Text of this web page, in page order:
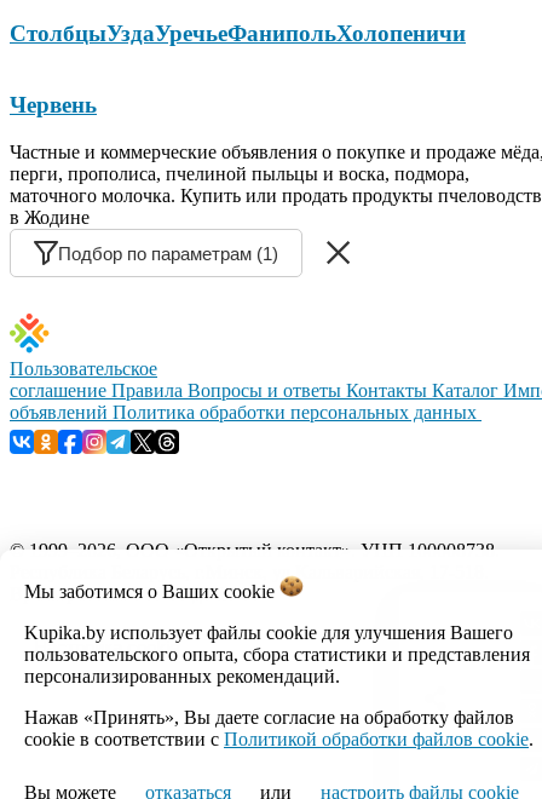
СтолбцыУздаУречьеФанипольХолопеничи
Червень
Частные и коммерческие объявления о покупке и продаже
перги, прополиса, пчелиной пыльцы и воска, подмора,
маточного молочка. Купить или продать продукты
в Жодине
Подбор по параметрам (1)
Мы заботимся о Ваших cookie
Kupika.by использует файлы cookie для улучшения Вашего
пользовательского опыта, сбора статистики и представления
персонализированных рекомендаций.
Нажав «Принять», Вы даете согласие на обработку файлов
cookie в соответствии с Политикой обработки файлов cookie.
Вы можете отказаться или настроить файлы cookie
Пользовательское
соглашение Правила Вопросы и ответы Контакты Каталог
объявлений Политика обработки персональных данных
© 1999–2026, ООО «Открытый контакт». УНП 100008738.
Республика Беларусь, г.Минск, ул.Кальварийская, 17-518.
Время работы с 09:00 до 18:00.
Настройка cookie